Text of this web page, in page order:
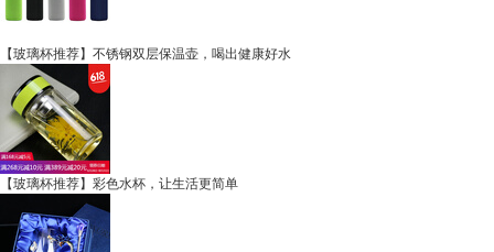
【玻璃杯推荐】不锈钢双层保温壶，喝出健康好水
【玻璃杯推荐】彩色水杯，让生活更简单